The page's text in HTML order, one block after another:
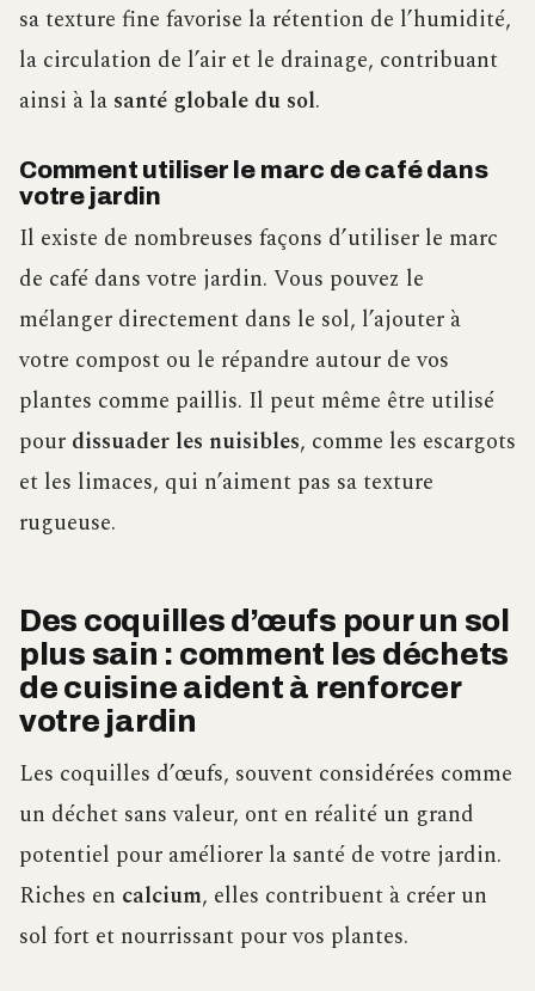
sa texture fine favorise la rétention de l’humidité,
la circulation de l’air et le drainage, contribuant
ainsi à la santé globale du sol.
Comment utiliser le marc de café dans
votre jardin
Il existe de nombreuses façons d’utiliser le marc
de café dans votre jardin. Vous pouvez le
mélanger directement dans le sol, l’ajouter à
votre compost ou le répandre autour de vos
plantes comme paillis. Il peut même être utilisé
pour dissuader les nuisibles, comme les escargots
et les limaces, qui n’aiment pas sa texture
rugueuse.
Des coquilles d’œufs pour un sol
plus sain : comment les déchets
de cuisine aident à renforcer
votre jardin
Les coquilles d’œufs, souvent considérées comme
un déchet sans valeur, ont en réalité un grand
potentiel pour améliorer la santé de votre jardin.
Riches en calcium, elles contribuent à créer un
sol fort et nourrissant pour vos plantes.